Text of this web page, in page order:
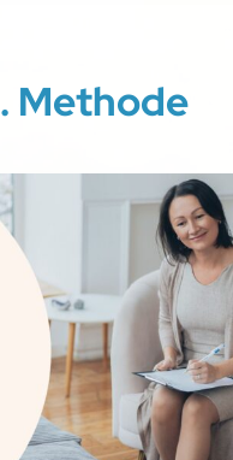
Methode